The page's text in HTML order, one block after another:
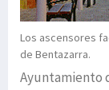
Los ascensores
de Bentazarra.
Ayuntamiento